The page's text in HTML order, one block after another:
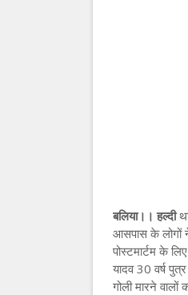
बलिया।। हल्दी
आसपास के लोगों
पोस्टमार्टम के
यादव 30 वर्ष
गोली मारने